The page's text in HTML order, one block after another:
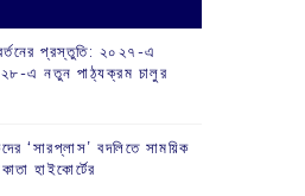
প্রস্তুতি: ২০২৭-এ
এ নতুন পাঠ্যক্রম চালুর
‘সারপ্লাস’ বদলিতে সাময়িক
হাইকোর্টের